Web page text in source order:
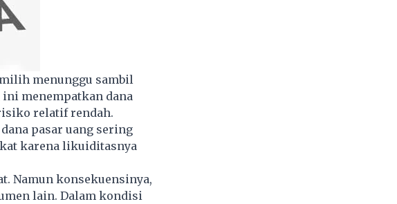
menunggu sambil
menempatkan dana
relatif rendah.
pasar uang sering
karena likuiditasnya
Namun konsekuensinya,
lain. Dalam kondisi